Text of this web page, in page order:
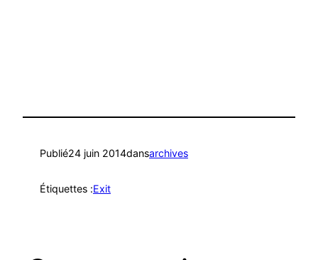
Publié24 juin 2014dansarchives
Étiquettes :Exit